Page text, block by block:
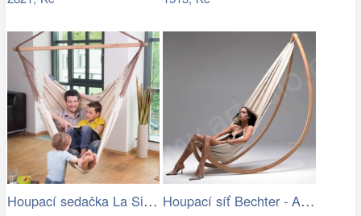
Houpací sedačka La Siesta Habana… Houpací síť Bechter - Artedio.cz